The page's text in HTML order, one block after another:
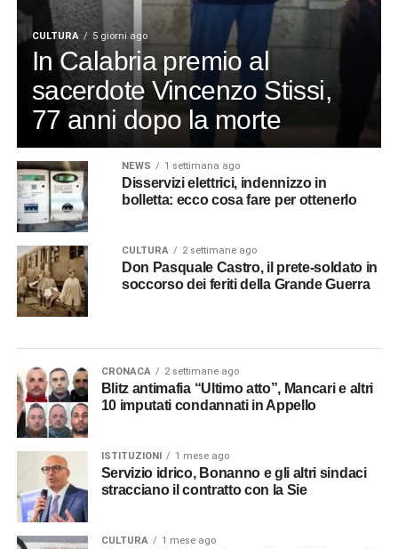
CULTURA 5 giorni ago
In Calabria premio al
sacerdote Vincenzo Stissi,
77 anni dopo la morte
NEWS 1 settimana ago
Disservizi elettrici, indennizzo in
bolletta: ecco cosa fare per ottenerlo
CULTURA 2 settimane ago
Don Pasquale Castro, il prete-soldato in
soccorso dei feriti della Grande Guerra
CRONACA 2 settimane ago
Blitz antimafia “Ultimo atto”, Mancari e altri
10 imputati condannati in Appello
ISTITUZIONI 1 mese ago
Servizio idrico, Bonanno e gli altri sindaci
stracciano il contratto con la Sie
CULTURA 1 mese ago